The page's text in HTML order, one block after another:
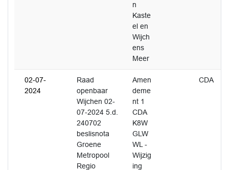
n
Kaste
el en
Wijch
ens
Meer
02-07-
2024
Raad
openbaar
Wijchen 02-
07-2024 5.d.
240702
beslisnota
Groene
Metropool
Regio
Amen
deme
nt 1
CDA
K8W
GLW
WL -
Wijzig
ing
CDA